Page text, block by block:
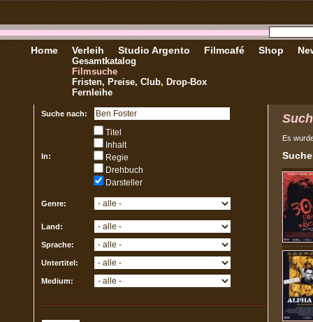
Home Verleih
Gesamtkatalog
Filmsuche
Fristen, Preise, Club, Drop-Box
Fernleihe
Studio Argento Filmcafé Shop
Suche nach:
In:
Titel
Inhalt
Regie
Drehbuch
Darsteller
Genre:
Land:
Sprache:
Untertitel:
Medium:
Es